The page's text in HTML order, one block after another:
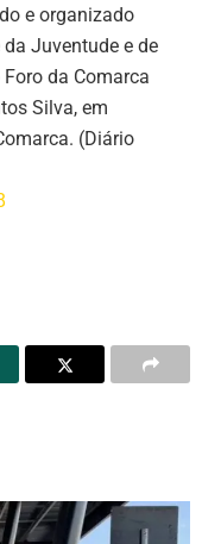
e organizado
Juventude e de
da Comarca
Silva, em
(Diário